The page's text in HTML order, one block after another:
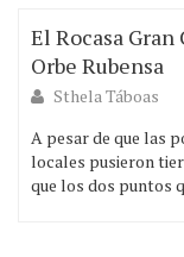
El Rocasa
Orbe Rubensa
Sthela Táboas
A pesar de que las
locales pusieron
que los dos puntos